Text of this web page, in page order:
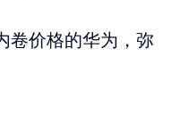
卷价格的华为，弥